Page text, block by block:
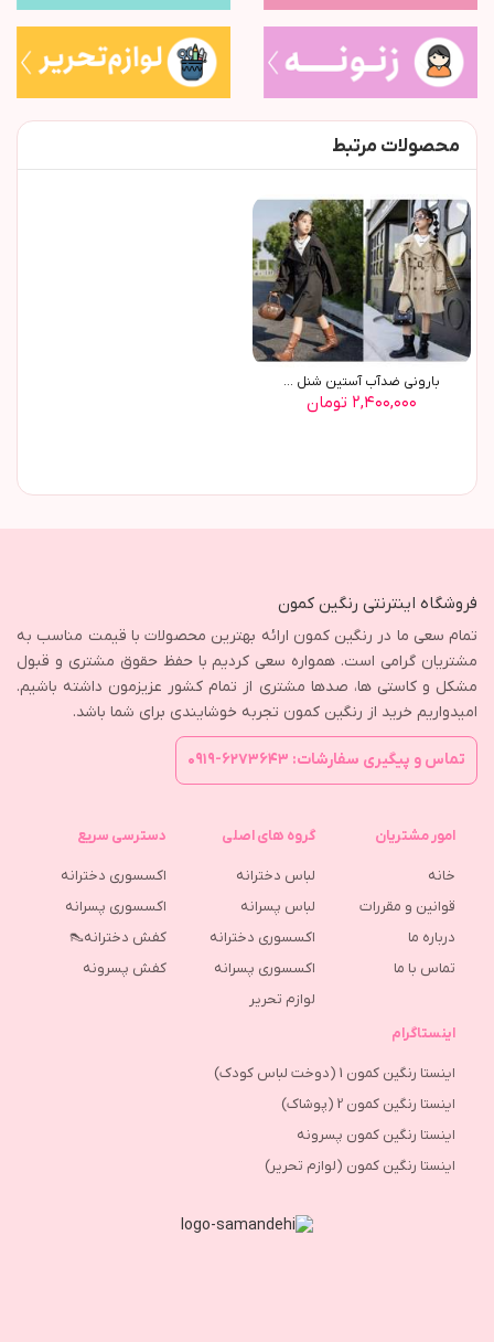
محصولات مرتبط
باروني ضدآب آستين شنل ...
۲,۴۰۰,۰۰۰ تومان
فروشگاه اینترنتی رنگین کمون
تمام سعی ما در رنگین کمون ارائه بهترین محصولات با قیمت مناسب به
مشتریان گرامی است. همواره سعی کردیم با حفظ حقوق مشتری و قبول
مشکل و کاستی ها، صدها مشتری از تمام کشور عزیزمون داشته باشیم.
امیدواریم خرید از رنگین کمون تجربه خوشایندی برای شما باشد.
تماس و پیگیری سفارشات: ۶۲۷۳۶۴۳-۰۹۱۹
امور مشتریان
خانه
قوانین و مقررات
درباره ما
تماس با ما
گروه های اصلی
لباس دخترانه
لباس پسرانه
اکسسوری دخترانه
اکسسوری پسرانه
لوازم تحریر
دسترسی سریع
اکسسوری دخترانه
اکسسوری پسرانه
کفش دخترانه👠
كفش پسرونه
اینستاگرام
اینستا رنگین کمون 1 (دوخت لباس کودک)
اینستا رنگین کمون 2 (پوشاک)
اینستا رنگین کمون پسرونه
اینستا رنگین کمون (لوازم تحریر)